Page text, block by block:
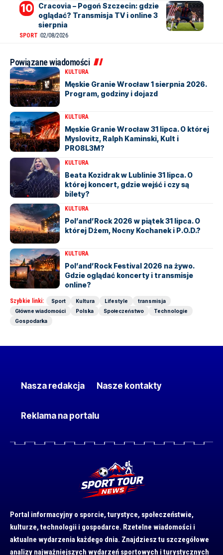
Cracovia – Pogoń Szczecin: gdzie
oglądać? Transmisja TV i online 3
sierpnia
SPORT 02/08/2026
Powiązane wiadomości
KULTURA
Męskie Granie Wrocław 1 sierpnia 2026.
Program, godziny i dojazd
KULTURA
Męskie Granie Wrocław 31 lipca. O której
Myslovitz, Ralph Kaminski, Kult i
PRO8L3M?
KULTURA
Beata Kozidrak w Lublinie 31 lipca. O
której koncert, gdzie wejść i czy są
bilety?
KULTURA
Pol’and’Rock 2026 w piątek 31 lipca. O
której Dżem, Nocny Kochanek i P.O.D.?
KULTURA
Pol’and’Rock Festival 2026 na żywo.
Gdzie oglądać koncerty i transmisje
online?
Szybkie linki: Sport Kultura Lifestyle
transmisja
Główne wiadomości
Polska Społeczeństwo
Technologie
Gospodarka
Nasza redakcja Nasze kontakty
Reklama na portalu
Portal informacyjny o sporcie, turystyce, społeczeństwie,
kulturze, technologii i gospodarce. Rzetelne wiadomości i
aktualne wydarzenia każdego dnia. Znajdziesz tu szczegółowe
analizy najważniejszych wydarzeń sportowych i turystycznych